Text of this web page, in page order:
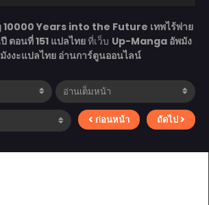
Years into the Future เทพไร้พ่าย
ตอนที่ 151 แปลไทยที่เว็บ Up-Manga อัพมัง
งงะแปลไทย อ่านการ์ตูนออนไลน์
ก่อนหน้า ถัดไป